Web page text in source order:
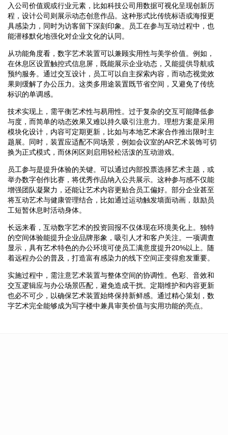
入公司价值观或行业元素，比如科技公司用数据可视化呈现创新历
程，设计公司则展示动态创意作品。这种形式比传统标语或海报更
具感染力，同时为访客留下深刻印象。员工在参与互动过程中，也
能潜移默化地强化对企业文化的认同。
从功能角度看，数字艺术装置可以兼顾实用性与美学价值。例如，
在休息区设置触控式信息屏，既能展示企业动态，又能提供导航或
预约服务。通过交互设计，员工可以自主探索内容，而动态视觉效
果则缓解了办公压力。这类多用途装置既节省空间，又避免了传统
标识的单调感。
技术实现上，需平衡艺术性与易用性。过于复杂的交互可能降低参
与度，而简单的动态效果又难以持久吸引注意力。理想方案是采用
模块化设计，内容可定期更新，比如与本地艺术家合作推出限时主
题展。同时，装置应适配不同场景，例如会议室的AR艺术装饰可切
换为正式模式，而休闲区则启用轻松活泼的互动游戏。
员工参与是提升体验的关键。可以通过内部投票选择艺术主题，或
举办数字创作比赛，将优秀作品纳入公共展示。这种参与感不仅能
增强团队凝聚力，还能让艺术内容更贴合员工偏好。部分企业甚至
将互动艺术与健康管理结合，比如通过运动触发墙面动画，鼓励员
工短暂休息时活动身体。
长远来看，互动数字艺术的投资回报不仅体现在环境美化上。独特
的空间体验能提升企业品牌形象，吸引人才和客户关注。一项调查
显示，具有艺术特色的办公环境可使员工满意度提升20%以上。随
着远程办公的普及，打造富有感染力的线下空间正变得愈发重要。
实施过程中，需注意艺术装置与整体空间的协调性。色彩、音效和
交互逻辑应与办公场景匹配，避免造成干扰。定期维护和内容更新
也必不可少，以确保艺术装置始终保持新鲜感。通过精心策划，数
字艺术完全能够成为写字楼中兼具审美价值与实用功能的亮点。